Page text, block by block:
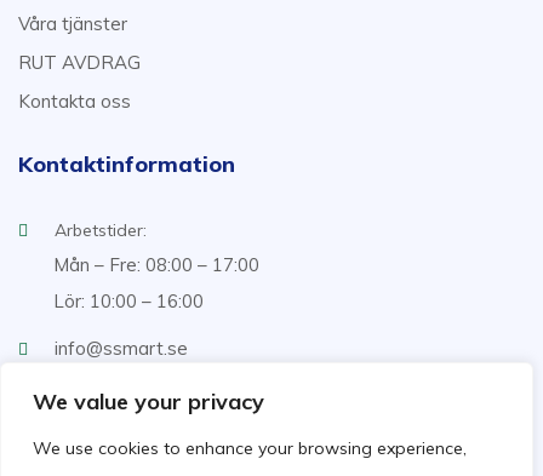
We value your privacy
We use cookies to enhance your browsing experience,
Våra tjänster
RUT AVDRAG
Kontakta oss
Kontaktinformation
Arbetstider:
Mån – Fre: 08:00 – 17:00
Lör: 10:00 – 16:00
info@ssmart.se
+46707322222